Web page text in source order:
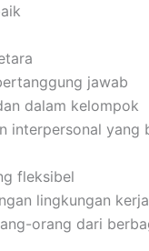
jawab
dalam kelompok
interpersonal yang
fleksibel
lingkungan
orang dari